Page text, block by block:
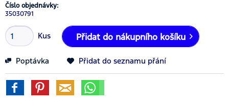
Číslo objednávky:
35030791
Kus Přidat do nákupního košíku
Poptávka Přidat do seznamu přání